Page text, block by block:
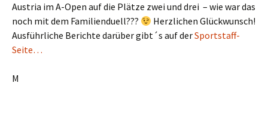
Austria im A-Open auf die Plätze zwei und drei – wie war das
noch mit dem Familienduell???
Herzlichen Glückwunsch!
Ausführliche Berichte darüber gibt´s auf derSportstaff-
Seite…
M